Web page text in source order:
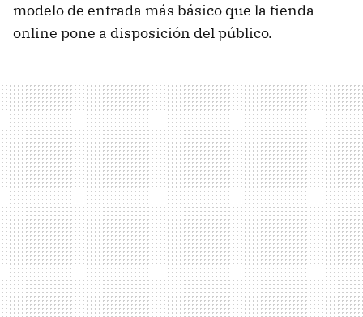
modelo de entrada más básico que la tienda
online pone a disposición del público.